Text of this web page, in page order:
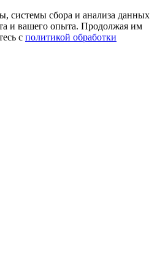
системы сбора и анализа данных
и вашего опыта. Продолжая им
с политикой обработки